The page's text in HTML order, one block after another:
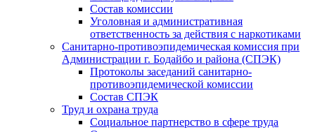
Состав комиссии
Уголовная и административная
ответственность за действия с наркотиками
Санитарно-противоэпидемическая комиссия при
Администрации г. Бодайбо и района (СПЭК)
Протоколы заседаний санитарно-
противоэпидемической комиссии
Состав СПЭК
Труд и охрана труда
Социальное партнерство в сфере труда